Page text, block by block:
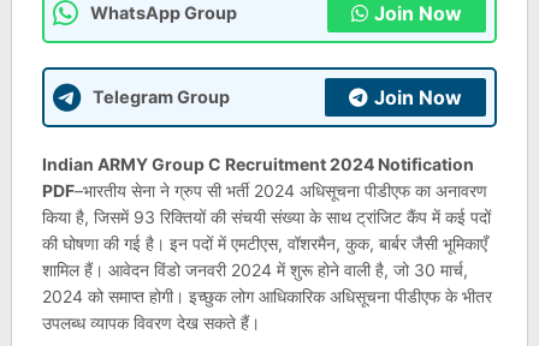
WhatsApp Group Join Now
Telegram Group Join Now
Indian ARMY Group C Recruitment 2024 Notification
PDF–भारतीय सेना ने ग्रुप सी भर्ती 2024 अधिसूचना पीडीएफ का अनावरण
किया है, जिसमें 93 रिक्तियों की संचयी संख्या के साथ ट्रांजिट कैंप में कई पदों
की घोषणा की गई है। इन पदों में एमटीएस, वॉशरमैन, कुक, बार्बर जैसी भूमिकाएँ
शामिल हैं। आवेदन विंडो जनवरी 2024 में शुरू होने वाली है, जो 30 मार्च,
2024 को समाप्त होगी। इच्छुक लोग आधिकारिक अधिसूचना पीडीएफ के भीतर
उपलब्ध व्यापक विवरण देख सकते हैं।